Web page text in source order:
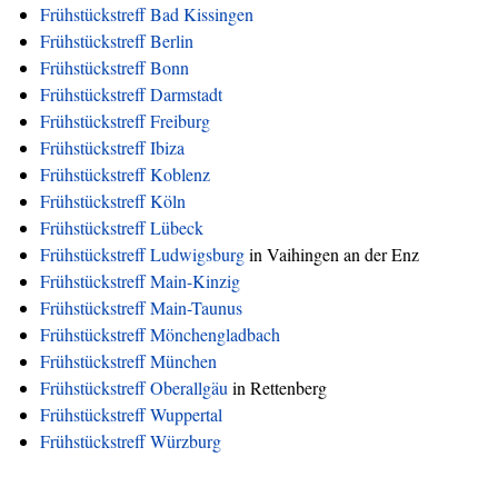
Frühstückstreff Bad Kissingen
Frühstückstreff Berlin
Frühstückstreff Bonn
Frühstückstreff Darmstadt
Frühstückstreff Freiburg
Frühstückstreff Ibiza
Frühstückstreff Koblenz
Frühstückstreff Köln
Frühstückstreff Lübeck
Frühstückstreff Ludwigsburgin Vaihingen an der Enz
Frühstückstreff Main-Kinzig
Frühstückstreff Main-Taunus
Frühstückstreff Mönchengladbach
Frühstückstreff München
Frühstückstreff Oberallgäu in Rettenberg
Frühstückstreff Wuppertal
Frühstückstreff Würzburg